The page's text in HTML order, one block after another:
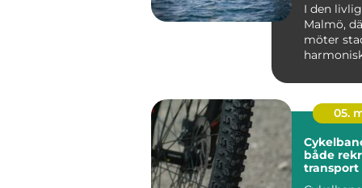
I den
Malmö,
möter
05.
både
transport